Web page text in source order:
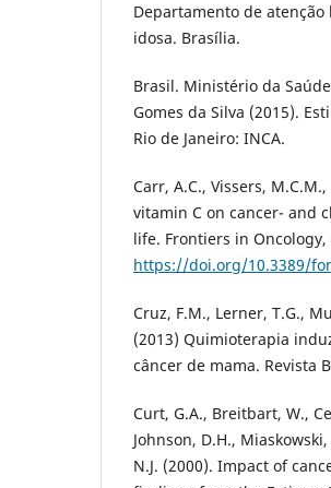
Departamento de atenção
idosa. Brasília.
Brasil. Ministério da
Gomes da Silva (2015).
Rio de Janeiro: INCA.
Carr, A.C., Vissers,
vitamin C on cancer- and
life. Frontiers in Oncology,
https://doi.org/10.3389/
Cruz, F.M., Lerner, T.G.,
(2013) Quimioterapia
câncer de mama. Revista
Curt, G.A., Breitbart, W.,
Johnson, D.H.,
N.J. (2000). Impact of